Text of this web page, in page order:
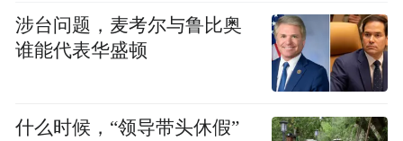
涉台问题，麦考尔与鲁比奥
谁能代表华盛顿
什么时候，“领导带头休假”